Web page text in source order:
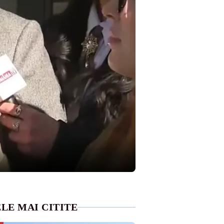
MAI CITITE